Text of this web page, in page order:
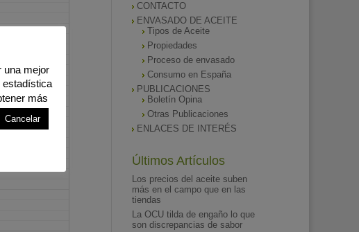
CONTACTO
ENVASADO DE ACEITE
Tipos de Aceite
Propiedades
Proceso de envasado
Consumo en España
PUBLICACIONES
Boletín Opina
Otras Publicaciones
ENLACES DE INTERÉS
Últimos Artículos
Los precios del aceite suben
más en el campo que en las
tiendas
La OCU tilda de engaño lo que
son discrepancias de sabor
una mejor
estadística
más
Cancelar